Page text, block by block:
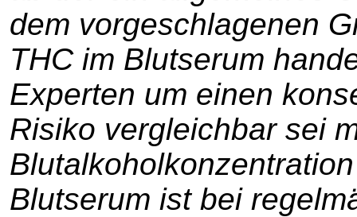
dem vorgeschlagenen
THC im Blutserum
Experten um einen
Risiko vergleichbar sei
Blutserum ist bei